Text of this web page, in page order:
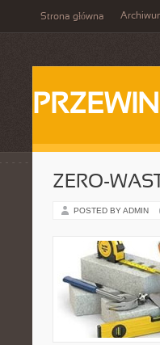
Strona główna
ZERO-
POSTED BY ADMIN